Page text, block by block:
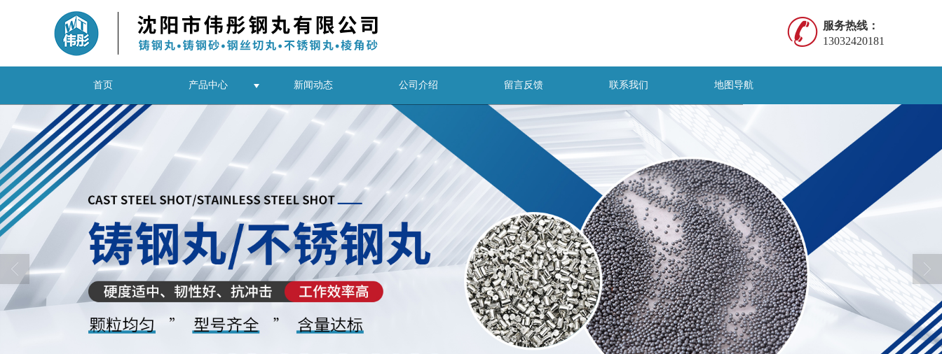
服务热线：
13032420181
首页 产品中心 新闻动态 公司介绍 留言反馈 联系我们 地图导航